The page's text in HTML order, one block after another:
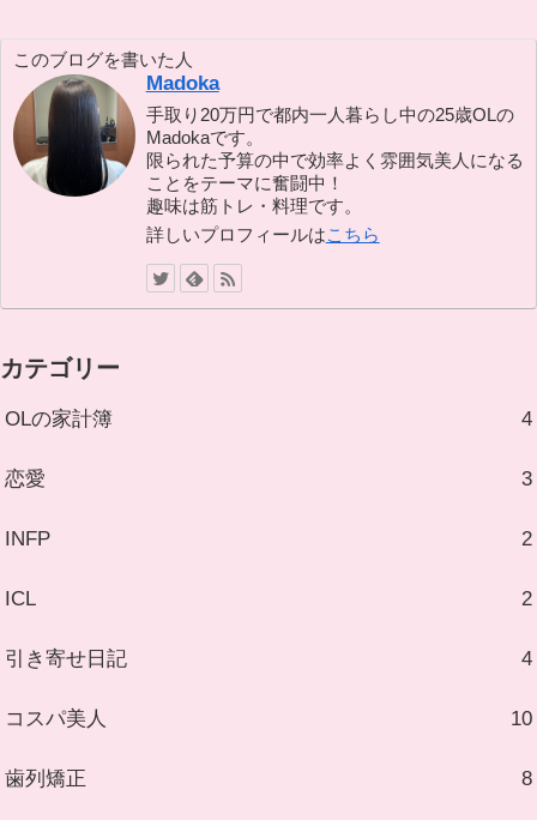
このブログを書いた人
Madoka
手取り20万円で都内一人暮らし中の25歳OLの
Madokaです。
限られた予算の中で効率よく雰囲気美人になる
ことをテーマに奮闘中！
趣味は筋トレ・料理です。
詳しいプロフィールはこちら
カテゴリー
OLの家計簿 4
恋愛 3
INFP 2
ICL 2
引き寄せ日記 4
コスパ美人 10
歯列矯正 8